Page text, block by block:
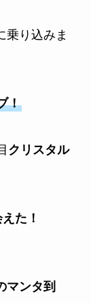
乗り込みま
！
クリスタル
た！
マンタ到